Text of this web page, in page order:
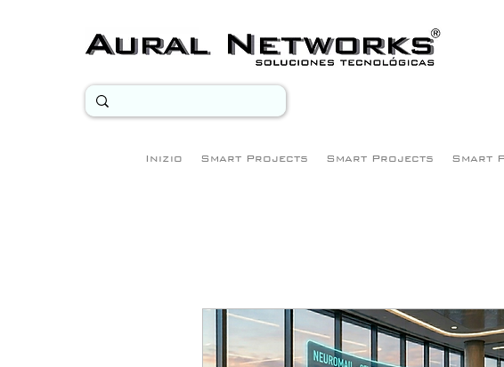
Inizio Smart Projects Smart Projects Smart